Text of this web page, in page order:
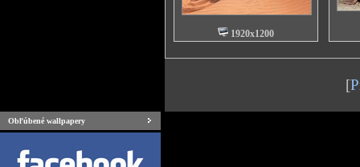
1920x1200
[
Obľúbené wallpapery